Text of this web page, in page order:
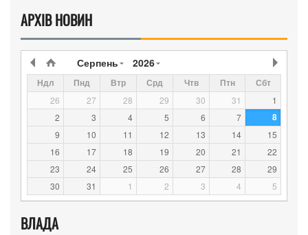
АРХІВ НОВИН
Серпень 2026
Ндл Пнд Втр Срд Чтв Птн Сбт
26 27 28 29 30 31
1
2
3 4 5 6 7 8
9 10 11 12 13 14
15
16
17 18 19 20 21
22
23
24 25 26 27 28
29
30
31 1 2 3 4 5
ВЛАДА